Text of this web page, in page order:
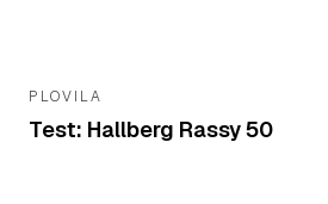
PLOVILA
Test: Hallberg Rassy 50